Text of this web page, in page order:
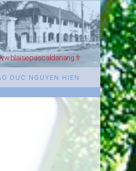
DUC NGUYEN HIEN